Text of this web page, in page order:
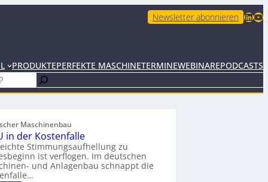
Newsletter abonnieren LinkedIn YouTube
PRODUKTEPERFEKTE MASCHINETERMINEWEBINAREPODCASTS
Maschinenbau
in der Kostenfalle
Stimmungsaufhellung zu
ist verflogen. Im deutschen
und Anlagenbau schnappt die